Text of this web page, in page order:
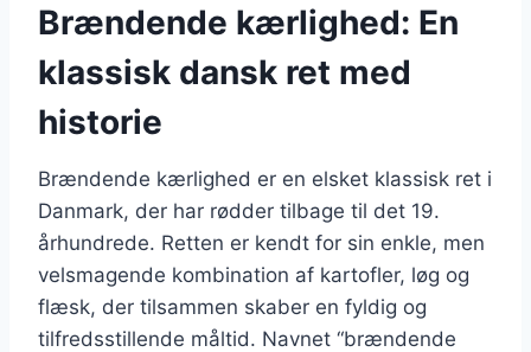
Brændende kærlighed: En
klassisk dansk ret med
historie
Brændende kærlighed er en elsket klassisk ret i
Danmark, der har rødder tilbage til det 19.
århundrede. Retten er kendt for sin enkle, men
velsmagende kombination af kartofler, løg og
flæsk, der tilsammen skaber en fyldig og
tilfredsstillende måltid. Navnet “brændende